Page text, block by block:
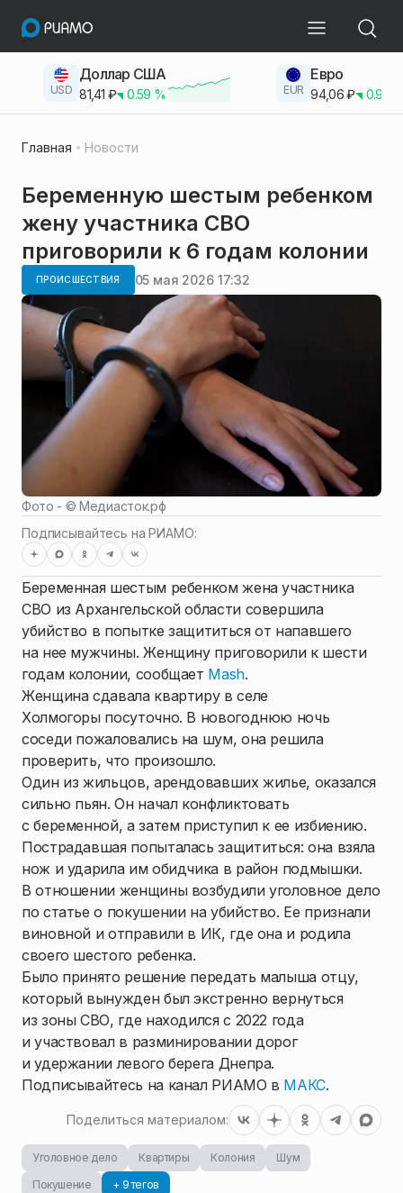
USD
Доллар США
81,41 ₽ 0.59 % EUR
Евро
94,06₽ 0.93
Главная Новости
Беременную шестым ребенком
жену участника СВО
приговорили к 6 годам колонии
ПРОИСШЕСТВИЯ 05 мая 2026 17:32
Фото - ©Медиасток.рф
Подписывайтесь на РИАМО:
Беременная шестым ребенком жена участника
СВО из Архангельской области совершила
убийство в попытке защититься от напавшего
на нее мужчины. Женщину приговорили к шести
годам колонии, сообщает Mash.
Женщина сдавала квартиру в селе
Холмогоры посуточно. В новогоднюю ночь
соседи пожаловались на шум, она решила
проверить, что произошло.
Один из жильцов, арендовавших жилье, оказался
сильно пьян. Он начал конфликтовать
с беременной, а затем приступил к ее избиению.
Пострадавшая попыталась защититься: она взяла
нож и ударила им обидчика в район подмышки.
В отношении женщины возбудили уголовное дело
по статье о покушении на убийство. Ее признали
виновной и отправили в ИК, где она и родила
своего шестого ребенка.
Было принято решение передать малыша отцу,
который вынужден был экстренно вернуться
из зоны СВО, где находился с 2022 года
и участвовал в разминировании дорог
и удержании левого берега Днепра.
Подписывайтесь на канал РИАМО в МАКС.
Поделиться материалом:
Уголовное дело Квартиры Колония
Шум
Покушение
+ 9 тегов